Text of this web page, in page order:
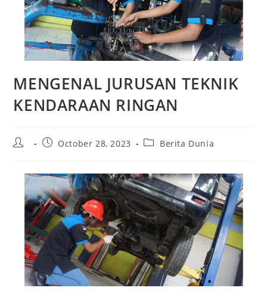
MENGENAL JURUSAN TEKNIK
KENDARAAN RINGAN
Post
PostOctober 28, 2023
PostBerita Dunia